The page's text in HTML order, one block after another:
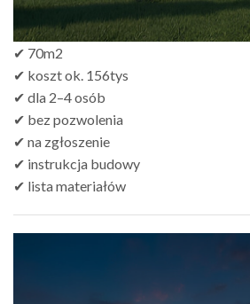
✔ 70m2
✔ koszt ok. 156tys
✔ dla 2–4 osób
✔ bez pozwolenia
✔ na zgłoszenie
✔ instrukcja budowy
✔ lista materiałów